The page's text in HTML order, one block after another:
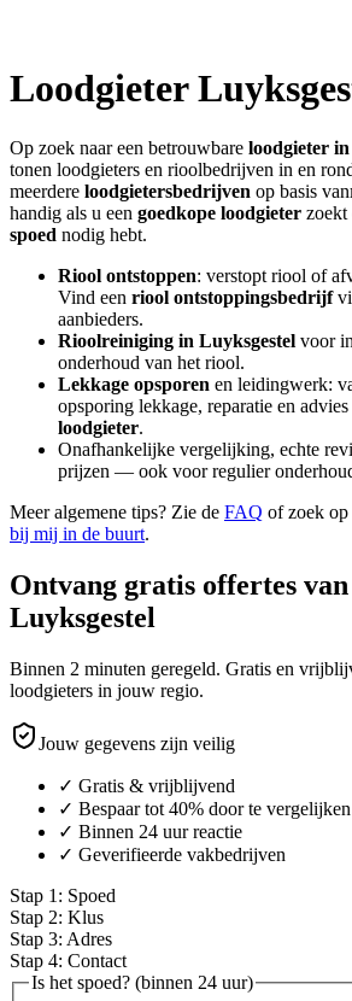
Loodgieter
Op zoek naar een betrouwbare loodgieter in
tonen loodgieters en rioolbedrijven in en
meerdere loodgietersbedrijven op basis van
handig als u een goedkope loodgieter
spoed nodig hebt.
Riool ontstoppen: verstopt riool of
Vind een riool ontstoppingsbedrijf
aanbieders.
Rioolreiniging in Luyksgestel voor
onderhoud van het riool.
Lekkage opsporen en leidingwerk:
opsporing lekkage, reparatie en
loodgieter.
Onafhankelijke vergelijking, echte
prijzen — ook voor regulier
Meer algemene tips? Zie de FAQ of zoek
bij mij in de buurt.
Ontvang gratis offertes
Luyksgestel
Binnen 2 minuten geregeld. Gratis en
loodgieters in jouw regio.
Jouw gegevens zijn veilig
✓ Gratis & vrijblijvend
✓ Bespaar tot 40% door te vergelijken
✓ Binnen 24 uur reactie
✓ Geverifieerde vakbedrijven
Stap 1 : Spoed
Stap 2: Klus
Stap 3: Adres
Stap 4: Contact
Is het spoed? (binnen 24 uur)